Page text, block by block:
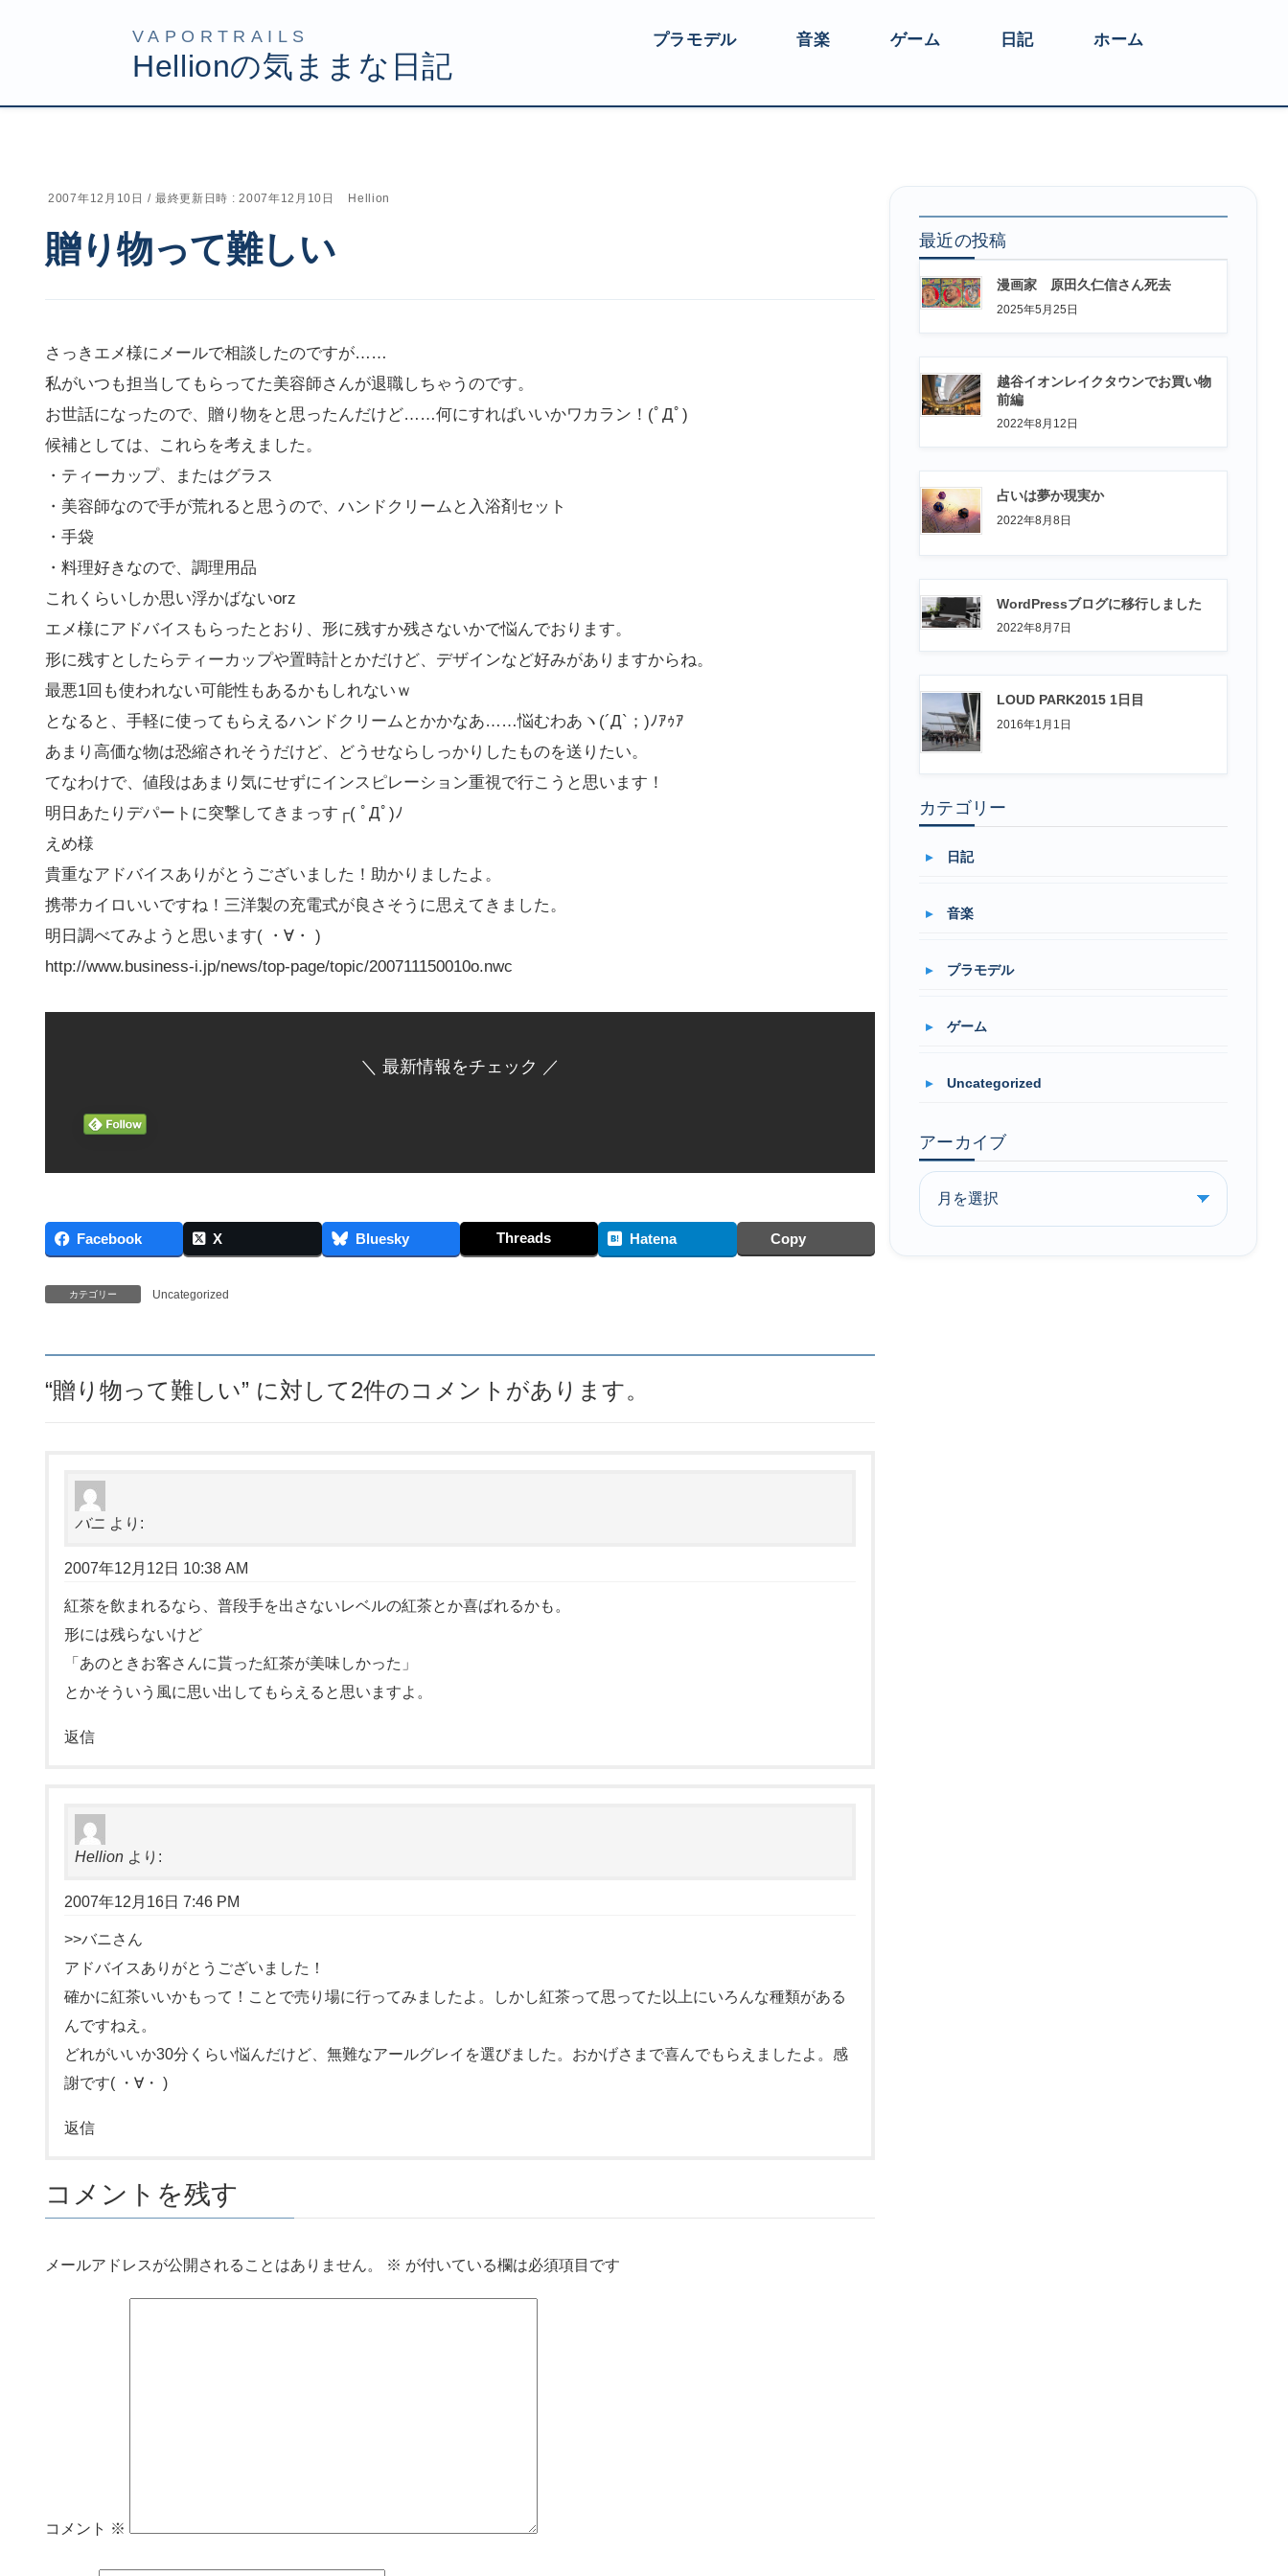
プラモデル 音楽 ゲーム 日記 ホーム
2007年12月10日 / 最終更新日時 :2007年12月10日 Hellion
贈り物って難しい
さっきエメ様にメールで相談したのですが……
私がいつも担当してもらってた美容師さんが退職しちゃうのです。
お世話になったので、贈り物をと思ったんだけど……何にすればいいかワカラン！(ﾟДﾟ)
候補としては、これらを考えました。
・ティーカップ、またはグラス
・美容師なので手が荒れると思うので、ハンドクリームと入浴剤セット
・手袋
・料理好きなので、調理用品
これくらいしか思い浮かばないorz
エメ様にアドバイスもらったとおり、形に残すか残さないかで悩んでおります。
形に残すとしたらティーカップや置時計とかだけど、デザインなど好みがありますからね。
最悪1回も使われない可能性もあるかもしれないｗ
となると、手軽に使ってもらえるハンドクリームとかかなあ……悩むわあヽ(´Д`；)ﾉｱｩｱ
あまり高価な物は恐縮されそうだけど、どうせならしっかりしたものを送りたい。
てなわけで、値段はあまり気にせずにインスピレーション重視で行こうと思います！
明日あたりデパートに突撃してきまっす┌( ﾟДﾟ)ﾉ
えめ様
貴重なアドバイスありがとうございました！助かりましたよ。
携帯カイロいいですね！三洋製の充電式が良さそうに思えてきました。
明日調べてみようと思います( ・∀・ )
http://www.business-i.jp/news/top-page/topic/200711150010o.nwc
＼ 最新情報をチェック ／
Facebook X Bluesky Threads Hatena Copy
カテゴリー Uncategorized
“贈り物って難しい” に対して2件のコメントがあります。
バニ より:
2007年12月12日 10:38 AM
紅茶を飲まれるなら、普段手を出さないレベルの紅茶とか喜ばれるかも。
形には残らないけど
「あのときお客さんに貰った紅茶が美味しかった」
とかそういう風に思い出してもらえると思いますよ。
返信
Hellion より:
2007年12月16日 7:46 PM
>>バニさん
アドバイスありがとうございました！
確かに紅茶いいかもって！ことで売り場に行ってみましたよ。しかし紅茶って思ってた以上にいろんな種類がある
んですねえ。
どれがいいか30分くらい悩んだけど、無難なアールグレイを選びました。おかげさまで喜んでもらえましたよ。感
謝です( ・∀・ )
返信
コメントを残す
メールアドレスが公開されることはありません。 ※ が付いている欄は必須項目です
コメント ※
最近の投稿
漫画家 原田久仁信さん死去
2025年5月25日
越谷イオンレイクタウンでお買い物
前編
2022年8月12日
占いは夢か現実か
2022年8月8日
WordPressブログに移行しました
2022年8月7日
LOUD PARK2015 1日目
2016年1月1日
カテゴリー
日記
音楽
プラモデル
ゲーム
Uncategorized
アーカイブ